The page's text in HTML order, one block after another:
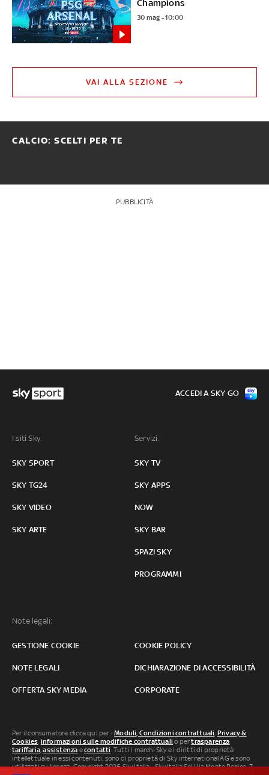
Champions
30 mag - 10:00
VAI ALLA SEZIONE
CALCIO: SCELTI PER TE
PUBBLICITÀ
I siti Sky:
SKY SPORT
SKY TG24
SKY VIDEO
SKY ARTE
Servizi:
SKY TV
SKY APPS
NOW
SKY BAR
SPAZI SKY
PROGRAMMI
Note legali:
GESTIONE COOKIE COOKIE POLICY
NOTE LEGALI DICHIARAZIONE DI ACCESSIBILITÀ
OFFERTA SKY MEDIA CORPORATE
ACCEDI A SKY GO
Per il consumatore clicca qui per iModuli, Condizioni contrattuali, Privacy &
Cookies, informazioni sulle modifiche contrattuali o pertrasparenza
tariffaria,assistenza econtatti. Tutti i marchi Sky e i diritti di proprietà
intellettuale in essi contenuti, sono di proprietà di Sky international AG e sono
utilizzati su licenza. Copyright 2026 Sky Italia - Sky Italia Srl Via Monte Penice, 7 -